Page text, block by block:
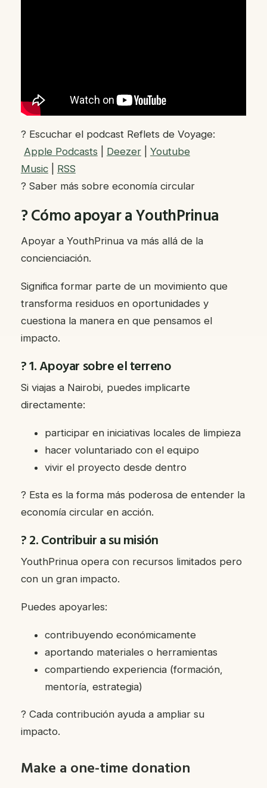
? Escuchar el podcast Reflets de Voyage:
Apple Podcasts
Deezer| Youtube
Music| RSS
? Saber más sobre economía circular
? Cómo apoyar a YouthPrinua
Apoyar a YouthPrinua va más allá de la
concienciación.
Significa formar parte de un movimiento que
transforma residuos en oportunidades y
cuestiona la manera en que pensamos el
impacto.
? 1. Apoyar sobre el terreno
Si viajas a Nairobi, puedes implicarte
directamente:
participar en iniciativas locales de limpieza
hacer voluntariado con el equipo
vivir el proyecto desde dentro
? Esta es la forma más poderosa de entender la
economía circular en acción.
? 2. Contribuir a su misión
YouthPrinua opera con recursos limitados pero
con un gran impacto.
Puedes apoyarles:
contribuyendo económicamente
aportando materiales o herramientas
compartiendo experiencia (formación,
mentoría, estrategia)
? Cada contribución ayuda a ampliar su
impacto.
Make a one-time donation